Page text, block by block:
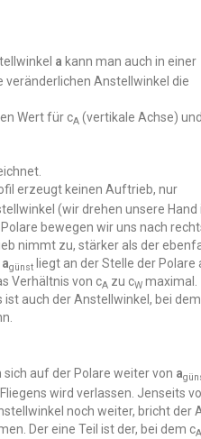
a kann man auch in einer
veränderlichen Anstellwinkel die
Wert für cA (vertikale Achse) und
erzeugt keinen Auftrieb, nur
(wir drehen unsere Hand
bewegen wir uns nach
nimmt zu, stärker als der
agünst liegt an der Stelle der Polare
Verhältnis von cA zu cW maximal.
auch der Anstellwinkel, bei dem
auf der Polare weiter von a
wird verlassen. Jenseits
noch weiter, bricht
Der eine Teil ist der, bei dem cA